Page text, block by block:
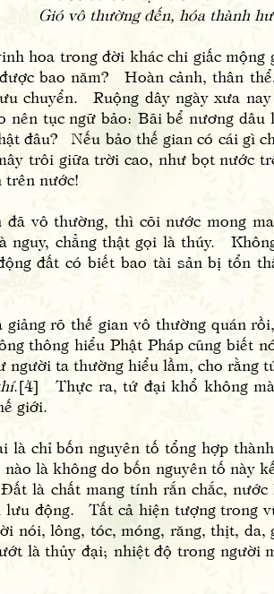
Gió vô thường đến, hóa thành
trong đời khác chi giấc mộng
bao năm? Hoàn cảnh, thân
chuyển. Ruộng dây ngày xưa
tục ngữ bảo: Bãi bể nương
đâu? Nếu bảo thế gian có cái gì
trôi giữa trời cao, như bọt nước
trên nước!
thường, thì cõi nước mong
nguy, chẳng thật gọi là thúy.
đất có biết bao tài sản bị tổn
rõ thế gian vô thường quán
thông hiểu Phật Pháp cũng biết
người ta thường hiểu lầm, cho rằng
.[4] Thực ra, tứ đại khổ không mà
giới.
bốn nguyên tố tổng hợp thành
là không do bốn nguyên tố này
là chất mang tính rắn chắc,
lưu động. Tất cả hiện tượng trong
nói, lông, tóc, móng, răng, thịt,
là thủy đại; nhiệt độ trong người